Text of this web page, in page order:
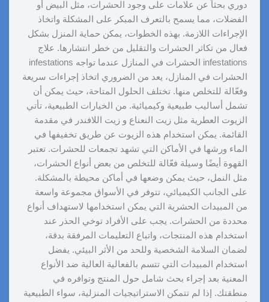
دوري بحثاً عن علامات على وجود الحشرات، مثل البيض أو
الفضلات، مما يسمح بالتعرف المبكر على المشكلة واتخاذ
الإجراءات اللازمة. بهذه الخطوات، يمكن حماية المنزل بشكل
فعال من تكاثر الحشرات والتقليل من خطر انتشارها. علاج
infestations الحشرات في المنازل عندما تواجه infestations
الحشرات في المنازل، يعد من الضروري اتخاذ إجراءات سريعة
وفعّالة للتخلص منها. تختلف الحلول المتاحة، حيث يمكن أن
تشمل أساليب طبيعية وكيميائية. من الخيارات الطبيعية، تأتي
الزيوت العطرية مثل زيت النعناع و زيت اللافندر في مقدمة
القائمة. يمكن استخدام هذه الزيوت عن طريق تخفيفها في
الماء ورشها في الأماكن التي تشهد تجمعات للحشرات. تعتبر
القهوة أيضًا وسيلة فعّالة للتخلص من بعض أنواع الحشرات،
مثل النمل، حيث يمكن وضعها في أماكن محيطة بالمشكلة.
على الجانب الكيميائي، تتوفر في الأسواق مجموعة واسعة
من المبيدات الحشرية التي يمكن استخدامها لاستهداف أنواع
محددة من الحشرات. يجب على الأفراد توخي الحذر عند
استخدام هذه المنتجات، واتباع التعليمات المرفقة بدقة،
لضمان السلامة الشخصية وللحد من الأثر البيئي. يفضل
استخدام المبيدات التي تتسم بالفعالية العالية ضد الأنواع
المعنية بعد إجراء بحث شامل حول المنتج وتوافره في
منطقتك. إذا لم تتمكن الاستراتيجيات المنزلية، سواء الطبيعية